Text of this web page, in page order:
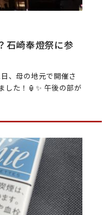
石崎奉燈祭に参
、母の地元で開催さ
した！🏮✨ 午後の部が